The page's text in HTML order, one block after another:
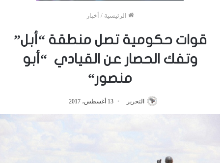
الرئيسية / أخبار
قوات حكومية تصل منطقة “أبل”
وتفك الحصار عن القيادي “أبو
منصور“
التحرير 13 أغسطس، 2017